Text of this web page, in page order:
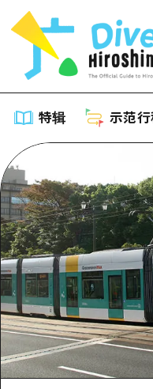
特辑 示范
特辑
列表
推荐
艺术
活动·
美食·
骑自行
示范行程
列表
广岛随
广岛市内
探索
列表
广岛市
安艺
活动
应时信息